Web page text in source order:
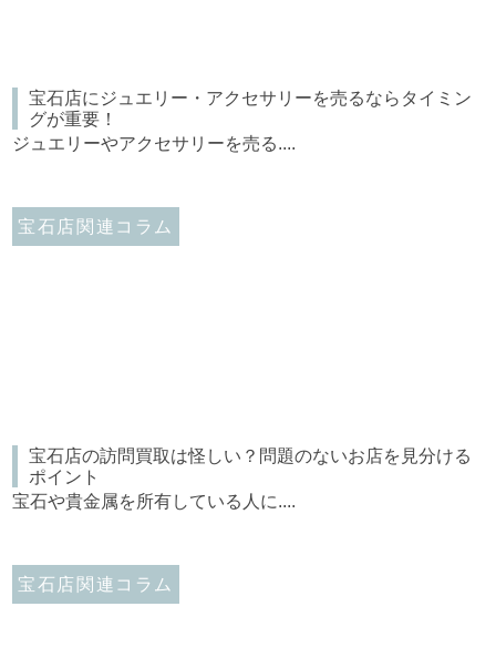
宝石店にジュエリー・アクセサリーを売るならタイミン
グが重要！
ジュエリーやアクセサリーを売る....
宝石店関連コラム
宝石店の訪問買取は怪しい？問題のないお店を見分ける
ポイント
宝石や貴金属を所有している人に....
宝石店関連コラム